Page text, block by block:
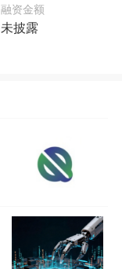
融资金额
未披露